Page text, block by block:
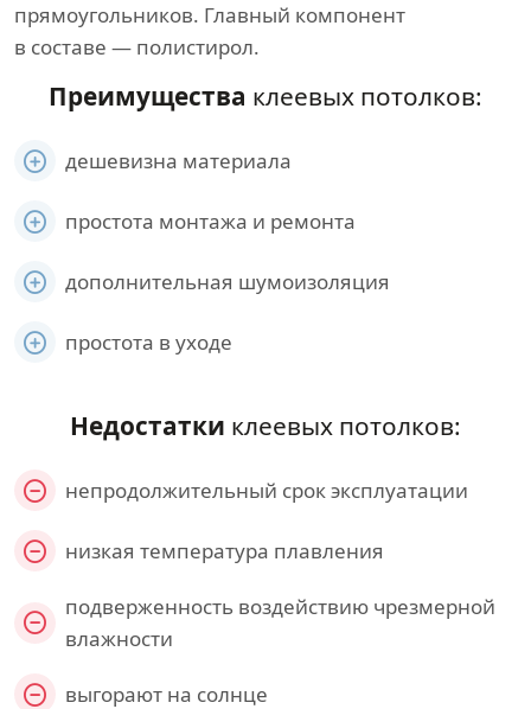
прямоугольников. Главный компонент
в составе — полистирол.
Преимущества клеевых потолков:
дешевизна материала
простота монтажа и ремонта
дополнительная шумоизоляция
простота в уходе
Недостатки клеевых потолков:
непродолжительный срок эксплуатации
низкая температура плавления
подверженность воздействию чрезмерной
влажности
выгорают на солнце